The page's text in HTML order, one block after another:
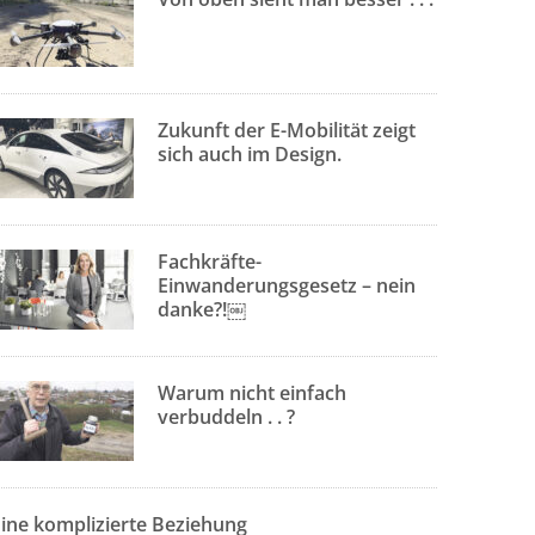
Zukunft der E-Mobilität zeigt
sich auch im Design.
Fachkräfte-
Einwanderungsgesetz – nein
danke?!￼
Warum nicht einfach
verbuddeln . . ?
komplizierte Beziehung